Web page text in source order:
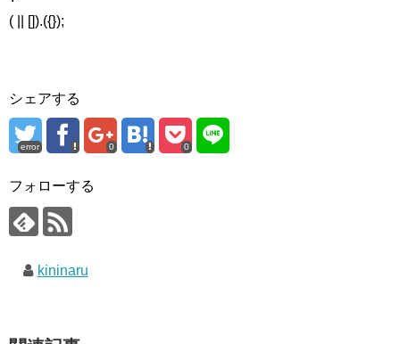
( || []).({});
シェアする
error 0 0
フォローする
kininaru